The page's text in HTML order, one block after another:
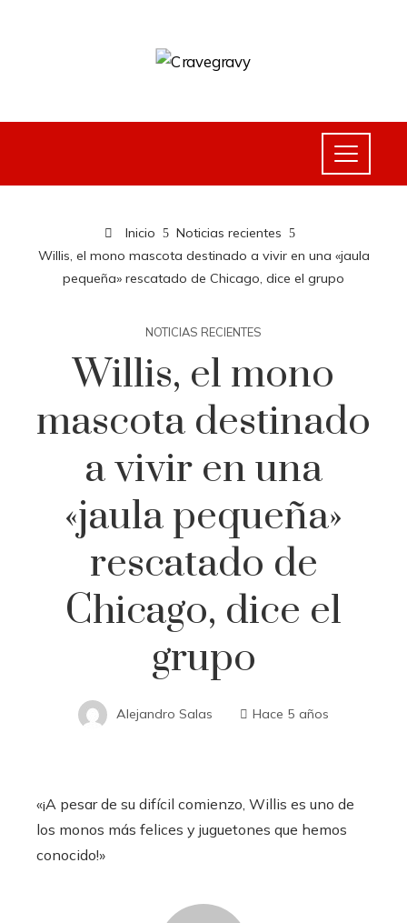
Inicio
Noticias recientes
Willis, el mono mascota destinado a vivir en una «jaula
pequeña» rescatado de Chicago, dice el grupo
NOTICIAS RECIENTES
Willis, el mono
mascota destinado
a vivir en una
«jaula pequeña»
rescatado de
Chicago, dice el
grupo
Alejandro Salas Hace 5 años
«¡A pesar de su difícil comienzo, Willis es uno de
los monos más felices y juguetones que hemos
conocido!»